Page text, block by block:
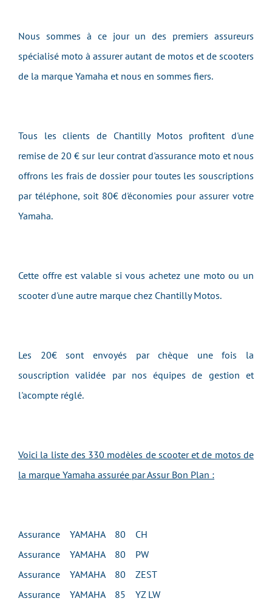
Nous sommes à ce jour un des premiers assureurs
spécialisé moto à assurer autant de motos et de scooters
de la marque Yamaha et nous en sommes fiers.
Tous les clients de Chantilly Motos profitent d'une
remise de 20 € sur leur contrat d'assurance moto et nous
offrons les frais de dossier pour toutes les souscriptions
par téléphone, soit 80€ d'économies pour assurer votre
Yamaha.
Cette offre est valable si vous achetez une moto ou un
scooter d'une autre marque chez Chantilly Motos.
Les 20€ sont envoyés par chèque une fois la
souscription validée par nos équipes de gestion et
l'acompte réglé.
Voici la liste des 330 modèles de scooter et de motos de
la marque Yamaha assurée par Assur Bon Plan :
Assurance YAMAHA 80 CH
Assurance YAMAHA 80 PW
Assurance YAMAHA 80 ZEST
Assurance YAMAHA 85 YZ LW